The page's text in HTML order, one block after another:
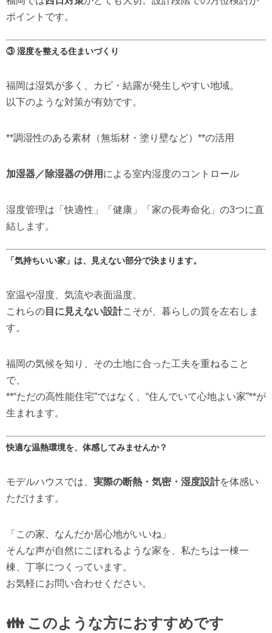
ポイントです。
③ 湿度を整える住まいづくり
福岡は湿気が多く、カビ・結露が発生しやすい地域。
以下のような対策が有効です。
**調湿性のある素材（無垢材・塗り壁など）**の活用
加湿器／除湿器の併用 による室内湿度のコントロール
湿度管理は「快適性」「健康」「家の長寿命化」の3つに直
結します。
「気持ちいい家」は、見えない部分で決まります。
室温や湿度、気流や表面温度。
これらの 目に見えない設計こそが、暮らしの質を左右しま
す。
福岡の気候を知り、その土地に合った工夫を重ねること
で、
**“ただの高性能住宅”ではなく、“住んでいて心地よい家”**が
生まれます。
快適な温熱環境を、体感してみませんか？
モデルハウスでは、 実際の断熱・気密・湿度設計を体感い
ただけます。
「この家、なんだか居心地がいいね」
そんな声が自然にこぼれるような家を、私たちは一棟一
棟、丁寧につくっています。
お気軽にお問い合わせください。
👪 このような方におすすめです